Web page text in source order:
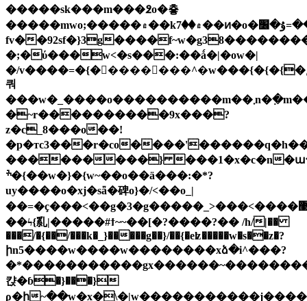
�����sk���m���߶o�춓
�����mwo;�����۾��k۾��7��ͷ�o�ۃ��=ۇ�׶�ܾe��������ΰ�e3
fv��92sf�}3g
�;�ύ���w<�s���:��ǻ�|�ow�|
�/v����=�{��������^�w���{�{�{�ݽ����a���o
쿼
���w�_����o����������m��܂n�߲�m����-
�~r����������9x���?
z�c_8���o��!
�p�тc3���r�co�
ׯ�{��w�}�{w~��o��ӓ���:�*?
uy����o�xj�sǟ�碑o}�/<��o_|
��=�ç���<��g�3�g�����_>���<����޳?
��ϟ{乿|�����#ϯ~~��[�?����?�� /h/|��
���/�{��/���k�_}�����g��}/��{�eʫ�����w�s��z�?
իn5����w����w��������xձ�i^���?
�*�����������gx�
캱�ɓ�}���}
ϼ�ի